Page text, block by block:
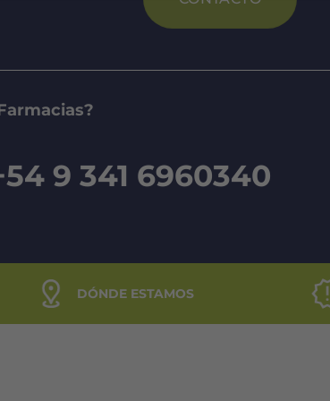
9 341 6960340
DÓNDE ESTAMOS